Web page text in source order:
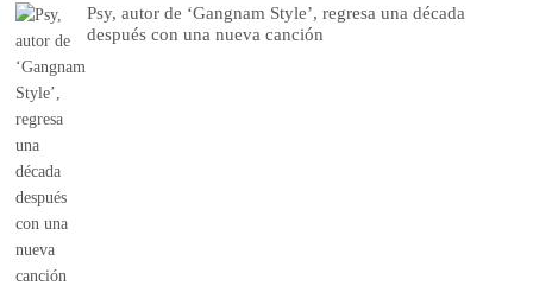
Psy, autor de ‘Gangnam Style’, regresa una década
después con una nueva canción